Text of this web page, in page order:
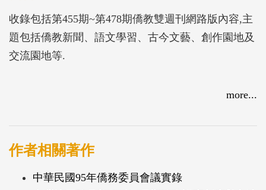
收錄包括第455期~第478期僑教雙週刊網路版內容,主
題包括僑教新聞、語文學習、古今文藝、創作園地及
交流園地等.
more...
作者相關著作
中華民國95年僑務委員會議實錄